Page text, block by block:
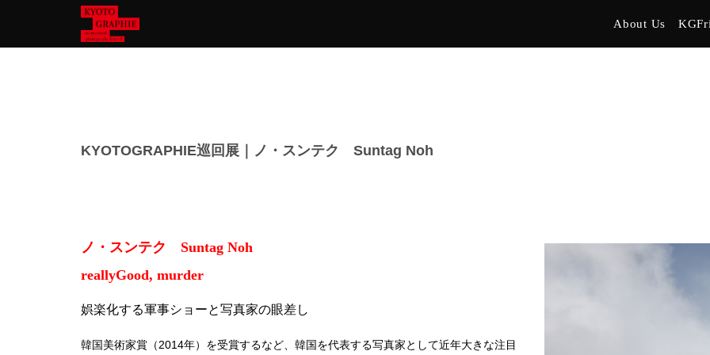
About Us
KYOTOGRAPHIE巡回展｜ノ・スンテク Suntag Noh
ノ・スンテク Suntag Noh
reallyGood, murder
娯楽化する軍事ショーと写真家の眼差し
韓国美術家賞（2014年）を受賞するなど、韓国を代表する写真家として近年大きな注目